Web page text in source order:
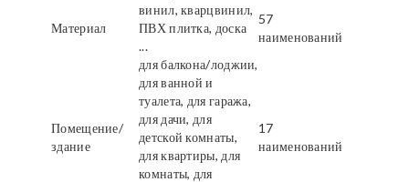
Материал
винил, кварцвинил,
ПВХ плитка, доска
...
57
наименований
Помещение/
здание
для балкона/лоджии,
для ванной и
туалета, для гаража,
для дачи, для
детской комнаты,
для квартиры, для
комнаты, для
17
наименований